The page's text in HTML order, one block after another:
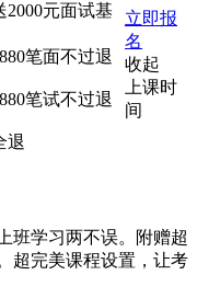
2000元面试基
笔面不过退
笔试不过退
退
立即报
名
收起
上课时
间
班学习两不误。附赠超
超完美课程设置，让考